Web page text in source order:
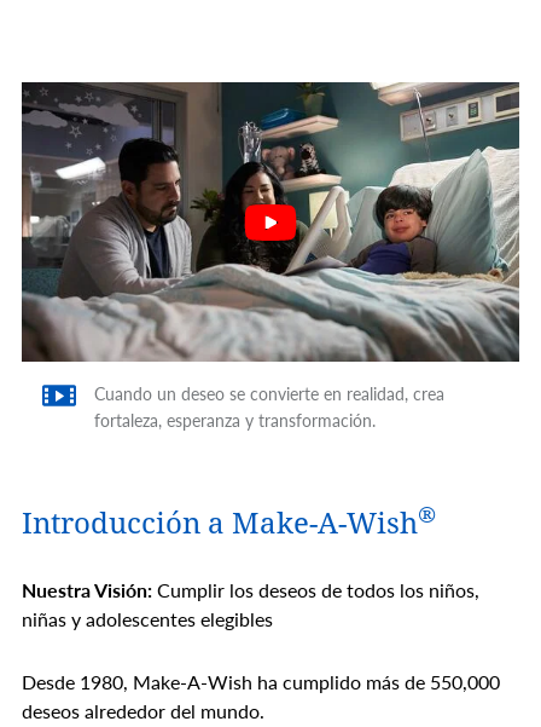
Cuando un deseo se convierte en realidad, crea
fortaleza, esperanza y transformación.
Introducción a Make-A-Wish®
Nuestra Visión:Cumplir los deseos de todos los niños,
niñas y adolescentes elegibles
Desde 1980, Make-A-Wish ha cumplido más de 550,000
deseos alrededor del mundo.